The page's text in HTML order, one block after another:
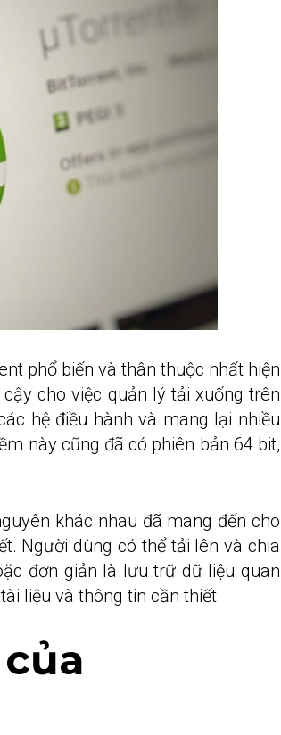
phổ biến và thân thuộc nhất hiện
cho việc quản lý tải xuống trên
hệ điều hành và mang lại nhiều
này cũng đã có phiên bản 64 bit,
khác nhau đã mang đến cho
Người dùng có thể tải lên và chia
đơn giản là lưu trữ dữ liệu quan
liệu và thông tin cần thiết.